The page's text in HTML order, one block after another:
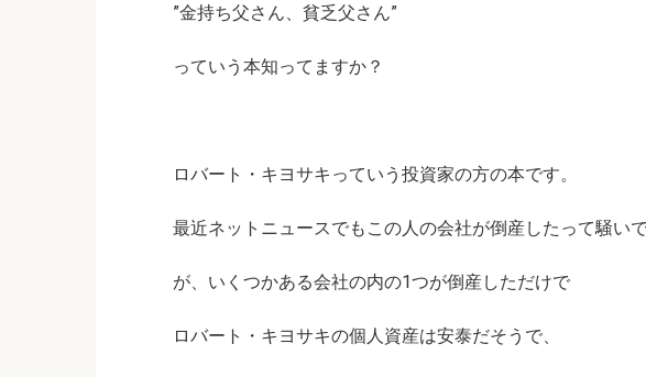
”金持ち父さん、貧乏父さん”
っていう本知ってますか？
ロバート・キヨサキっていう投資家の方の本です。
最近ネットニュースでもこの人の会社が倒産したって騒いで
が、いくつかある会社の内の1つが倒産しただけで
ロバート・キヨサキの個人資産は安泰だそうで、